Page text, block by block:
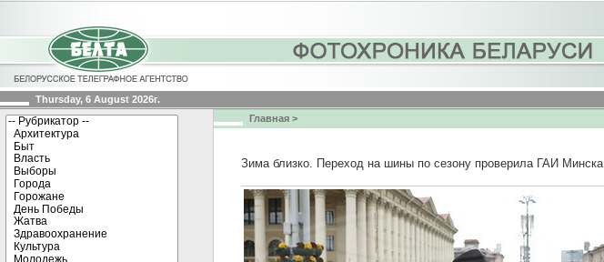
Thursday, 6 August 2026г.
Главная >
Зима близко. Переход на шины по сезону проверила ГАИ Минска